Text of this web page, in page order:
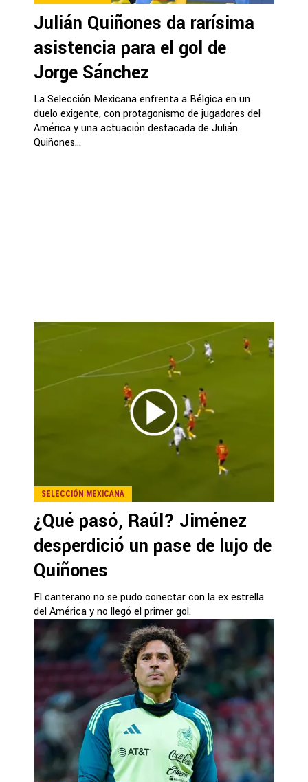
Julián Quiñones da rarísima
asistencia para el gol de
Jorge Sánchez
La Selección Mexicana enfrenta a Bélgica en un
duelo exigente, con protagonismo de jugadores del
América y una actuación destacada de Julián
Quiñones...
SELECCIÓN MEXICANA
¿Qué pasó, Raúl? Jiménez
desperdició un pase de lujo de
Quiñones
El canterano no se pudo conectar con la ex estrella
del América y no llegó el primer gol.